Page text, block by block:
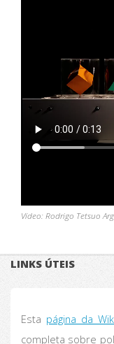
Vídeo: Rodrigo Tetsuo
LINKS ÚTEIS
Esta página da
completa sobre